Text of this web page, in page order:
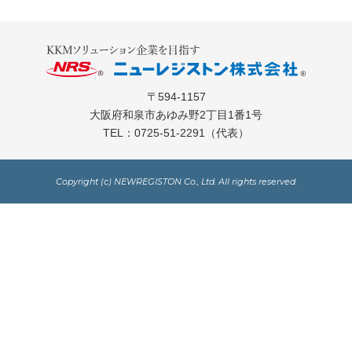
〒594-1157
大阪府和泉市あゆみ野2丁目1番1号
TEL： 0725-51-2291 （代表）
Copyright (c) NEWREGISTON Co., Ltd. All rights reserved.